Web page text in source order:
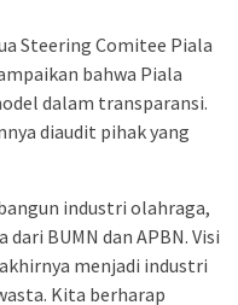
Steering Comitee Piala
bahwa Piala
dalam transparansi.
diaudit pihak yang
industri olahraga,
BUMN dan APBN. Visi
menjadi industri
Kita berharap